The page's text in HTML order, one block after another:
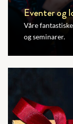
Eventer og
Våre
og seminarer.